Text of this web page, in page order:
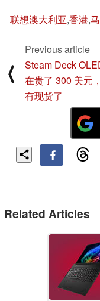
联想澳大利亚,香港,
⟨
Previous article
Steam Deck
在贵了 300 美元
有现货了
Related Articles